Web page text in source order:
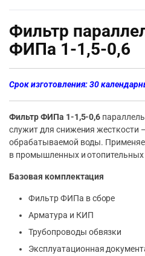
Фильтр
ФИПа 1-1,5-0,6
Срок изготовления: 30
Фильтр ФИПа 1-1,5-0,6
служит для снижения жесткости
обрабатываемой воды.
в промышленных и отопительных
Базовая комплектация
Фильтр ФИПа в сборе
Арматура и КИП
Трубопроводы обвязки
Эксплуатационная